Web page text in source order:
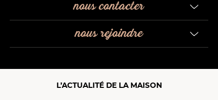
nous contacter
nous rejoindre
L’ACTUALITÉ DE LA MAISON